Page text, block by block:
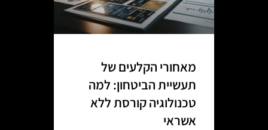
מאחורי הקלעים של
תעשיית הביטחון: למה
טכנולוגיה קורסת ללא
אשראי